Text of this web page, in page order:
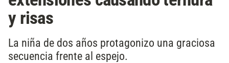
y risas
La niña de dos años protagonizo una graciosa
secuencia frente al espejo.